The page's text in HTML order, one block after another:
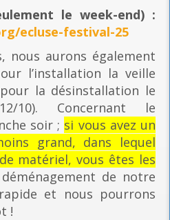
le week-end) :
ecluse-festival-25
nous aurons également
l’installation la veille
la désinstallation le
10). Concernant le
soir ; si vous avez un
grand, dans lequel
matériel, vous êtes les
de notre
et nous pourrons
!